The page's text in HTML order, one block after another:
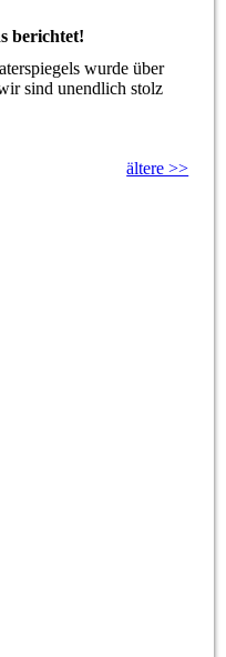
berichtet!
wurde über
sind unendlich stolz
ältere >>